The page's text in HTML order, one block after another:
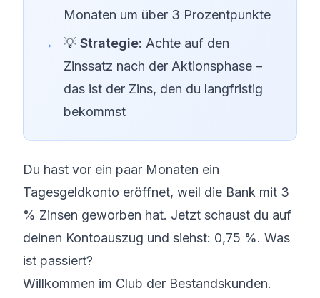
Monaten um über 3 Prozentpunkte
💡 Strategie: Achte auf den
Zinssatz nach der Aktionsphase –
das ist der Zins, den du langfristig
bekommst
Du hast vor ein paar Monaten ein
Tagesgeldkonto eröffnet, weil die Bank mit 3
% Zinsen geworben hat. Jetzt schaust du auf
deinen Kontoauszug und siehst: 0,75 %. Was
ist passiert?
Willkommen im Club der Bestandskunden.